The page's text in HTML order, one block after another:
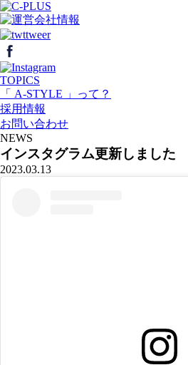
TOPICS
「 A-STYLE 」って？
採用情報
お問い合わせ
NEWS
インスタグラム更新しました
2023.03.13